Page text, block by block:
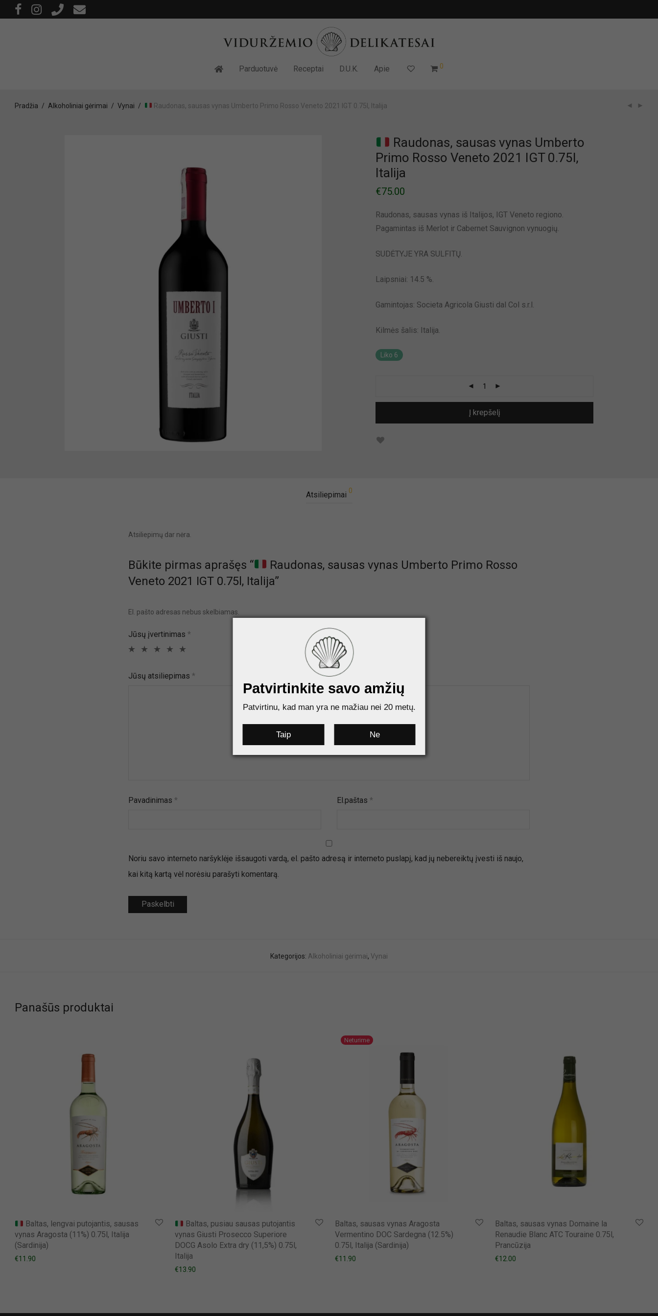
Parduotuvė Receptai D.U.K. Apie 0
Pradžia / Alkoholiniai gėrimai / Vynai / Raudonas, sausas vynas Umberto Primo Rosso Veneto 2021 IGT 0.75l, Italija
Raudonas, sausas vynas Umberto
Primo Rosso Veneto 2021 IGT 0.75l,
Italija
€75.00
Raudonas, sausas vynas iš Italijos, IGT Veneto regiono.
Pagamintas iš Merlot ir Cabernet Sauvignon vynuogių.
SUDĖTYJE YRA SULFITŲ.
Laipsniai: 14.5 %.
Gamintojas: Societa Agricola Giusti dal Col s.r.l.
Kilmės šalis: Italija.
Liko 6
Į krepšelį
Atsiliepimai 0
Atsiliepimų dar nėra.
Būkite pirmas aprašęs “
Raudonas, sausas vynas Umberto Primo Rosso
Veneto 2021 IGT 0.75l, Italija”
El. pašto adresas nebus skelbiamas.
Jūsų įvertinimas *
Jūsų atsiliepimas *
Pavadinimas * El.paštas*
Noriu savo interneto naršyklėje išsaugoti vardą, el. pašto adresą ir interneto puslapį, kad jų nebereiktų įvesti iš naujo,
kai kitą kartą vėl norėsiu parašyti komentarą.
Kategorijos: Alkoholiniai gėrimai, Vynai
Panašūs produktai
Baltas, lengvai putojantis, sausas
vynas Aragosta (11%) 0.75l, Italija
(Sardinija)
€11.90
Baltas, pusiau sausas putojantis
vynas Giusti Prosecco Superiore
DOCG Asolo Extra dry (11,5%) 0.75l,
Italija
€13.90
Baltas, sausas vynas Aragosta
Vermentino DOC Sardegna (12.5%)
0.75l, Italija (Sardinija)
€11.90
Baltas, sausas vynas Domaine la
Renaudie Blanc ATC Touraine 0.75l,
Prancūzija
€12.00
Patvirtinkite savo amžių
Patvirtinu, kad man yra ne mažiau nei 20 metų.
Taip Ne